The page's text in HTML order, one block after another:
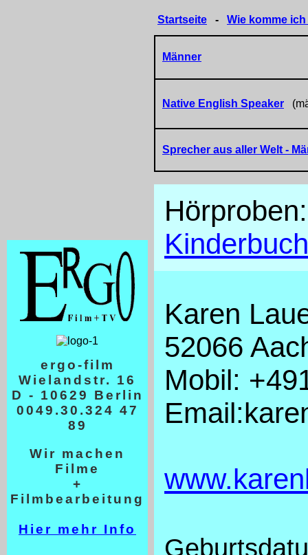
ergo-film
Wielandstr. 16
D - 10629 Berlin
0049.30.324 47
89
Wir machen
Filme
+
Filmbearbeitung
Hier mehr Info
Startseite - Wie komme
Männer
Native English Speaker
Sprecher aus aller Welt -
Kinderbuch
Karen
52066
Mobil: